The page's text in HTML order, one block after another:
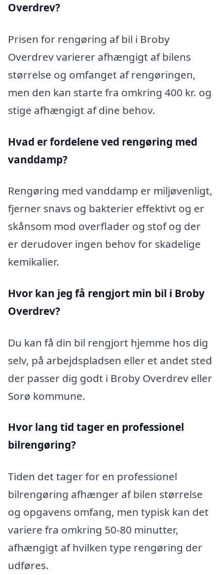
Overdrev?
Prisen for rengøring af bil i Broby
Overdrev varierer afhængigt af bilens
størrelse og omfanget af rengøringen,
men den kan starte fra omkring 400 kr. og
stige afhængigt af dine behov.
Hvad er fordelene ved rengøring med
vanddamp?
Rengøring med vanddamp er miljøvenligt,
fjerner snavs og bakterier effektivt og er
skånsom mod overflader og stof og der
er derudover ingen behov for skadelige
kemikalier.
Hvor kan jeg få rengjort min bil i Broby
Overdrev?
Du kan få din bil rengjort hjemme hos dig
selv, på arbejdspladsen eller et andet sted
der passer dig godt i Broby Overdrev eller
Sorø kommune.
Hvor lang tid tager en professionel
bilrengøring?
Tiden det tager for en professionel
bilrengøring afhænger af bilen størrelse
og opgavens omfang, men typisk kan det
variere fra omkring 50-80 minutter,
afhængigt af hvilken type rengøring der
udføres.